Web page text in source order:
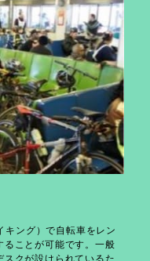
ング）で自転車をレン
ことが可能です。一般